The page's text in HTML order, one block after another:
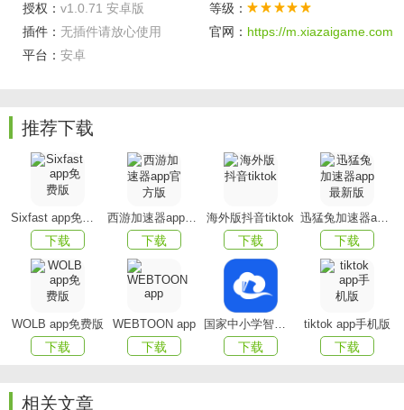
监控，离线推送，录像回放，云台控制，语音对讲，分享等
重要功能。随时随地可观看，让你更放心！
- 在线监控，自定义范围，在范围内实时监控
- 报警提示，出现各种情况都能报警，让你及时知晓
- 任何场合都可以监控使用，给it猫扑itmop用户带来非常
好的服务
- 可以高效、便捷地完成监控，并向用户提供更多的信息
内容
- 抓拍功能，将所有移动的物体抓拍并保存下来，随时查
看相片
授权： v1.0.71 安卓版
等级：
插件： 无插件请放心使用 官网： https://m.xiazaigame.com
平台： 安卓
推荐下载
Sixfast app免费版
下载
西游加速器app官方版
下载
海外版抖音tiktok
下载
迅猛兔加速器app最新版
下载
WOLB app免费版
下载
WEBTOON app
下载
国家中小学智慧教育平台app(智慧中小学)
下载
tiktok app手机版
下载
相关文章